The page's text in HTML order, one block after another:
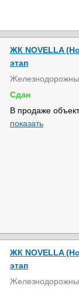
ЖК NOVELLA
этап
Сдан
В продаже
показать
ЖК NOVELLA
этап